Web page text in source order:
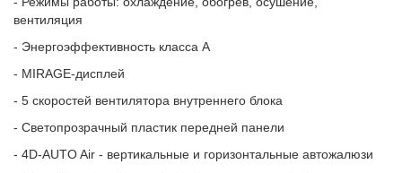
вентиляция
- Энергоэффективность класса А
- MIRAGE-дисплей
- 5 скоростей вентилятора внутреннего блока
- Светопрозрачный пластик передней панели
- 4D-AUTO Air - вертикальные и горизонтальные автожалюзи